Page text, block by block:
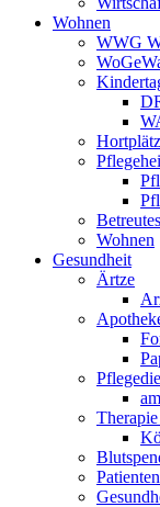
Wohnen
WWG
Wohnen
Gesundheit
Ärtze